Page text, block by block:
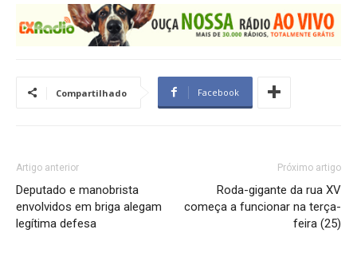
Compartilhado Facebook
Artigo anterior
Deputado e manobrista
envolvidos em briga alegam
legítima defesa
Próximo artigo
Roda-gigante da rua XV
começa a funcionar na terça-
feira (25)